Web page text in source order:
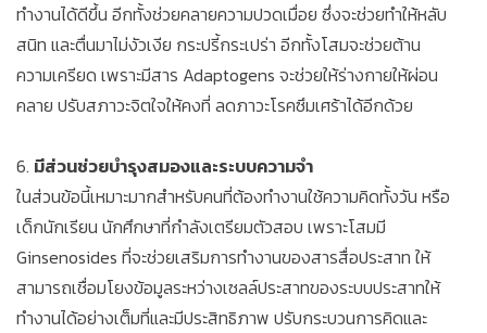
ทำงานได้ดีขึ้น อีกทั้งช่วยคลายความปวดเมื่อย ซึ่งจะช่วยทำให้หลับ
สนิท และตื่นมาไม่งัวเงีย กระปรี้กระเปร่า อีกทั้งโสมจะช่วยต้าน
ความเครียด เพราะมีสาร Adaptogens จะช่วยให้ร่างกายให้ผ่อน
คลาย ปรับสภาวะจิตใจให้คงที่ ลดภาวะโรคซึมเศร้าได้อีกด้วย
6. มีส่วนช่วยบำรุงสมองและระบบความจำ
ในส่วนข้อนี้เหมาะมากสำหรับคนที่ต้องทำงานใช้ความคิดทั้งวัน หรือ
เด็กนักเรียน นักศึกษาที่กำลังเตรียมตัวสอบ เพราะโสมมี
Ginsenosides ที่จะช่วยเสริมการทำงานของสารสื่อประสาท ให้
สามารถเชื่อมโยงข้อมูลระหว่างเซลล์ประสาทของระบบประสาทให้
ทำงานได้อย่างเต็มที่และมีประสิทธิภาพ ปรับกระบวนการคิดและ